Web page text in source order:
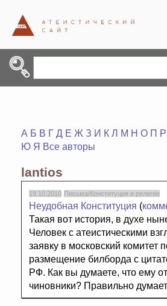
А Б В Г Д Е Ж З И К Л М Н О П Р
Ю Я Все авторы
lantios
19.10.2010 Письма/Конституция и религии
Неудобная Конституция (
Такая вот история, в духе
Человек с атеистическими
заявку в московский комитет
размещение билборда с
РФ. Как вы думаете, что ему
чиновники? Правильно